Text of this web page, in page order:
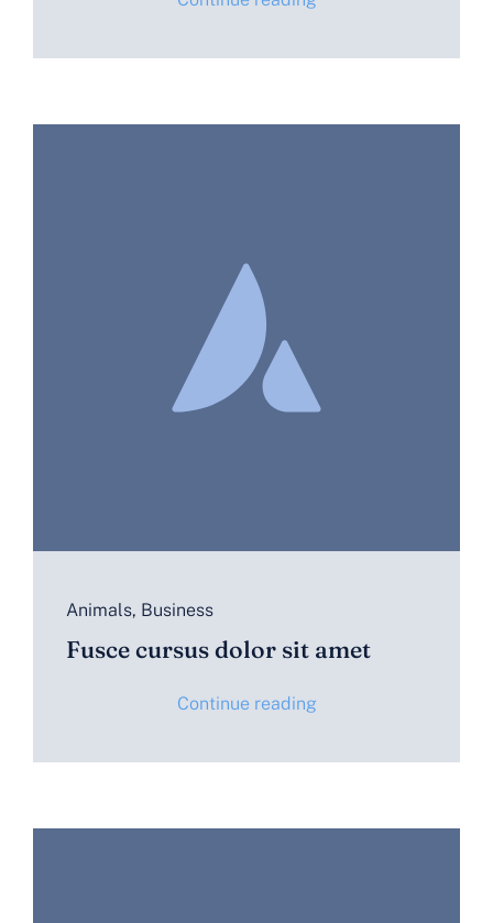
Animals, Business
Fusce cursus dolor sit amet
Continue reading